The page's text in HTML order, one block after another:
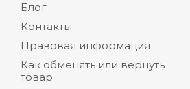
Блог
Контакты
Правовая информация
Как обменять или вернуть
товар